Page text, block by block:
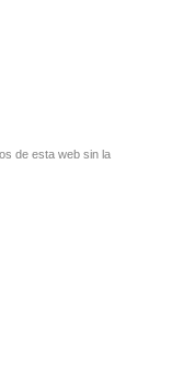
de esta web sin la